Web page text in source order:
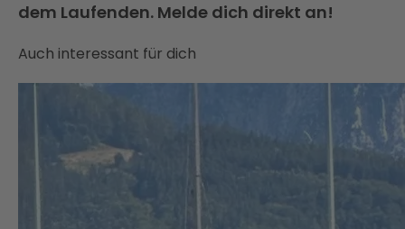
dem Laufenden. Melde dich direkt an!
Auch interessant für dich